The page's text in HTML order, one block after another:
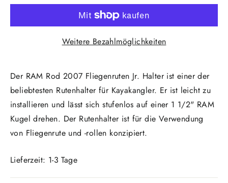
Weitere Bezahlmöglichkeiten
Der RAM Rod 2007 Fliegenruten Jr. Halter ist einer der
beliebtesten Rutenhalter für Kayakangler. Er ist leicht zu
installieren und lässt sich stufenlos auf einer 1 1/2" RAM
Kugel drehen. Der Rutenhalter ist für die Verwendung
von Fliegenrute und -rollen konzipiert.
Lieferzeit: 1-3 Tage